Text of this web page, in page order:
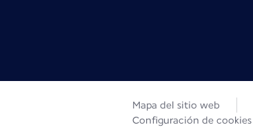
Mapa del sitio web
Configuración de cookies